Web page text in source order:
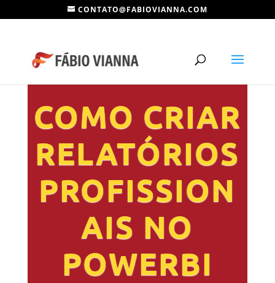
CONTATO@FABIOVIANNA.COM
COMO CRIAR
RELATÓRIOS
PROFISSION
AIS NO
POWERBI